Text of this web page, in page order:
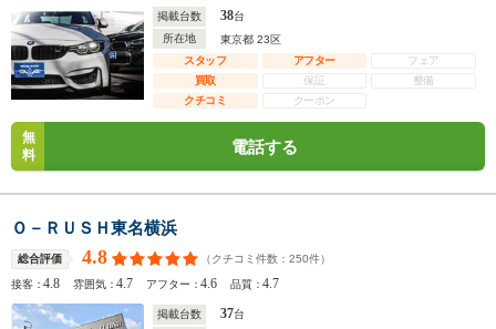
掲載台数 38台
所在地
東京都 23区
スタッフ
アフター
フェア
買取
保証
整備
クチコミ
クーポン
無
料
電話する
Ｏ－ＲＵＳＨ東名横浜
総合評価 4.8 （クチコミ件数： 250件）
接客：4.8 雰囲気：4.7 アフター：4.6 品質：4.7
掲載台数 37台